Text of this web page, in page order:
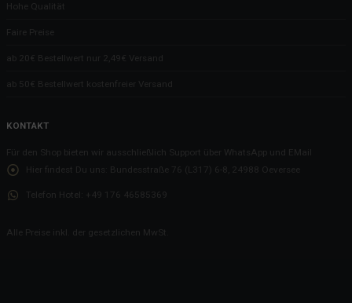
Hohe Qualität
Faire Preise
ab 20€ Bestellwert nur 2,49€ Versand
ab 50€ Bestellwert kostenfreier Versand
KONTAKT
Für den Shop bieten wir ausschließlich Support über WhatsApp und EMail
Hier findest Du uns:
Bundesstraße 76 (L317) 6-8, 24988 Oeversee
Telefon Hotel: +49 176 46585369
Alle Preise inkl. der gesetzlichen MwSt.